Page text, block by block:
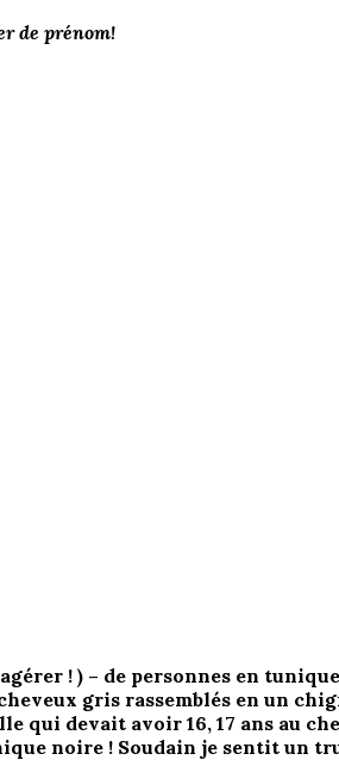
de prénom!
! ) – de personnes en
gris rassemblés en un
qui devait avoir 16, 17 ans au
noire ! Soudain je sentit un